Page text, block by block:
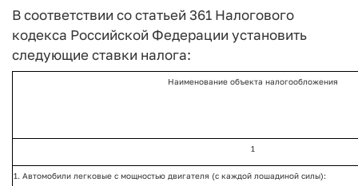
В соответствии со статьей 361 Налогового
кодекса Российской Федерации установить
следующие ставки налога:
Наименование объекта налогообложения
1
1. Автомобили легковые с мощностью двигателя (с каждой лошадиной силы):